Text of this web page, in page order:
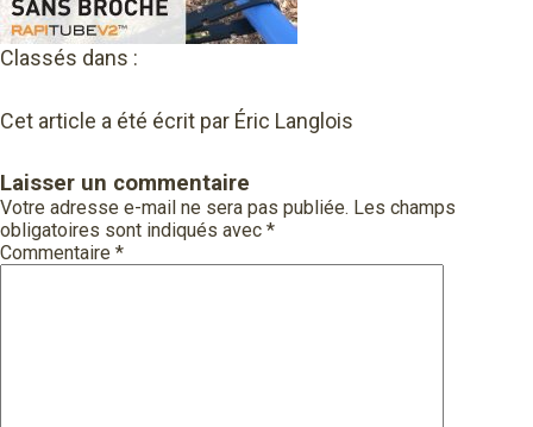
Classés dans :
Cet article a été écrit par Éric Langlois
Laisser un commentaire
Votre adresse e-mail ne sera pas publiée. Les champs
obligatoires sont indiqués avec *
Commentaire *